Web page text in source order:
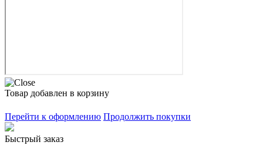
Товар добавлен в корзину
Перейти к оформлению Продолжить покупки
Быстрый заказ